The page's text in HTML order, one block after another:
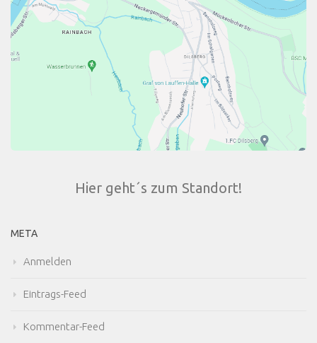
Hier geht´s zum Standort!
META
Anmelden
Eintrags-Feed
Kommentar-Feed